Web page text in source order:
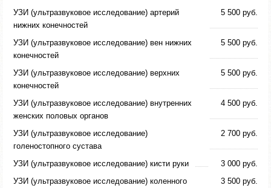
УЗИ (ультразвуковое исследование) артерий
нижних конечностей
5 500 руб.
УЗИ (ультразвуковое исследование) вен нижних
конечностей
5 500 руб.
УЗИ (ультразвуковое исследование) верхних
конечностей
5 500 руб.
УЗИ (ультразвуковое исследование) внутренних
женских половых органов
4 500 руб.
УЗИ (ультразвуковое исследование)
голеностопного сустава
2 700 руб.
УЗИ (ультразвуковое исследование) кисти руки
3 000 руб.
УЗИ (ультразвуковое исследование) коленного
3 500 руб.